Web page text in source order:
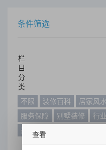
条件筛选
栏
目
分
类
不限
装修百科 居家风水
服务保障
别墅装修 行
最新动态
查看